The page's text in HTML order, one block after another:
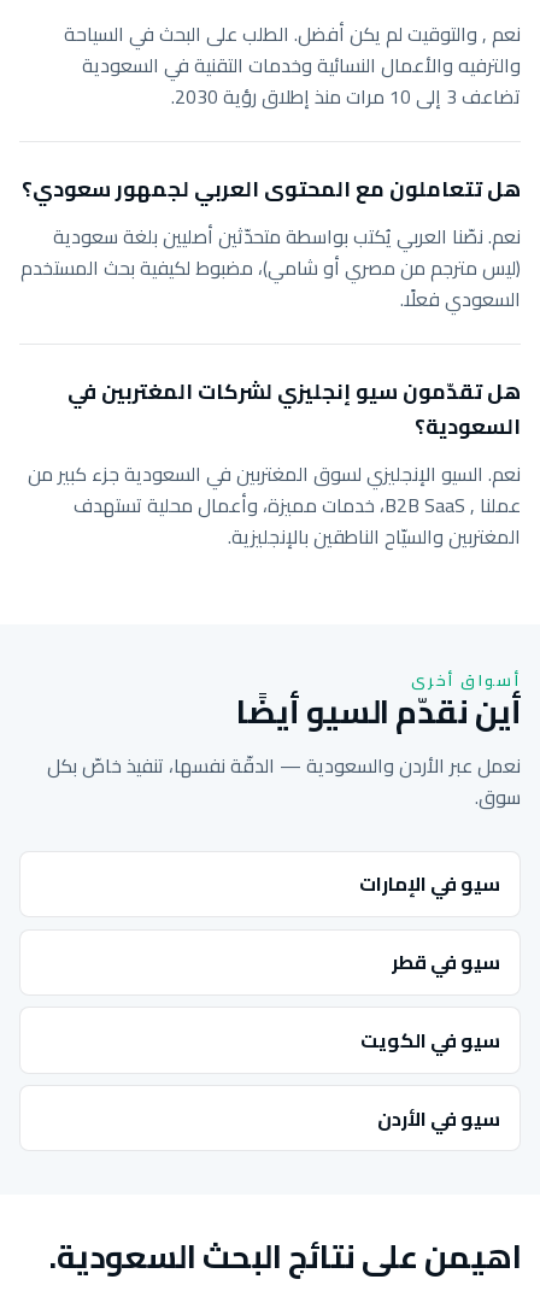
نعم , والتوقيت لم يكن أفضل. الطلب على البحث في السياحة
والترفيه والأعمال النسائية وخدمات التقنية في السعودية
تضاعف 3 إلى 10 مرات منذ إطلاق رؤية 2030.
هل تتعاملون مع المحتوى العربي لجمهور سعودي؟
نعم. نصّنا العربي يُكتب بواسطة متحدّثين أصليين بلغة سعودية
(ليس مترجم من مصري أو شامي)، مضبوط لكيفية بحث المستخدم
السعودي فعلًا.
هل تقدّمون سيو إنجليزي لشركات المغتربين في
السعودية؟
نعم. السيو الإنجليزي لسوق المغتربين في السعودية جزء كبير من
عملنا , B2B SaaS، خدمات مميزة، وأعمال محلية تستهدف
المغتربين والسيّاح الناطقين بالإنجليزية.
أسواق أخرى
أين نقدّم السيو أيضًا
نعمل عبر الأردن والسعودية — الدقّة نفسها، تنفيذ خاصّ بكل
سوق.
سيو في الإمارات
سيو في قطر
سيو في الكويت
سيو في الأردن
اهيمن على نتائج البحث السعودية.